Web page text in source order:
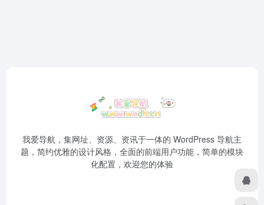
我爱导航，集网址、资源、资讯于一体的 WordPress 导航主
题，简约优雅的设计风格，全面的前端用户功能，简单的模块
化配置，欢迎您的体验